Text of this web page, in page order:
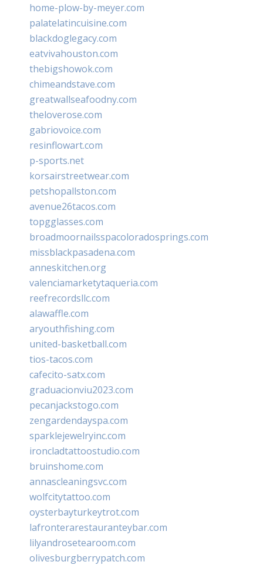
home-plow-by-meyer.com
palatelatincuisine.com
blackdoglegacy.com
eatvivahouston.com
thebigshowok.com
chimeandstave.com
greatwallseafoodny.com
theloverose.com
gabriovoice.com
resinflowart.com
p-sports.net
korsairstreetwear.com
petshopallston.com
avenue26tacos.com
topgglasses.com
broadmoornailsspacoloradosprings.com
missblackpasadena.com
anneskitchen.org
valenciamarketytaqueria.com
reefrecordsllc.com
alawaffle.com
aryouthfishing.com
united-basketball.com
tios-tacos.com
cafecito-satx.com
graduacionviu2023.com
pecanjackstogo.com
zengardendayspa.com
sparklejewelryinc.com
ironcladtattoostudio.com
bruinshome.com
annascleaningsvc.com
wolfcitytattoo.com
oysterbayturkeytrot.com
lafronterarestauranteybar.com
lilyandrosetearoom.com
olivesburgberrypatch.com